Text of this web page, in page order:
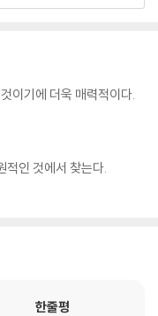
나서 자란 곳이기도 하
이후에 평생 거주했던 로
원시적인 자연과 독특한
소설 『코지마』에서 밝
겠노라고 다짐했고, 기억
성 프란체스코 축제는 해
던 당시 사르데냐 사람들
이기에 더욱 매력적이다.
인 것에서 찾는다.
한줄평